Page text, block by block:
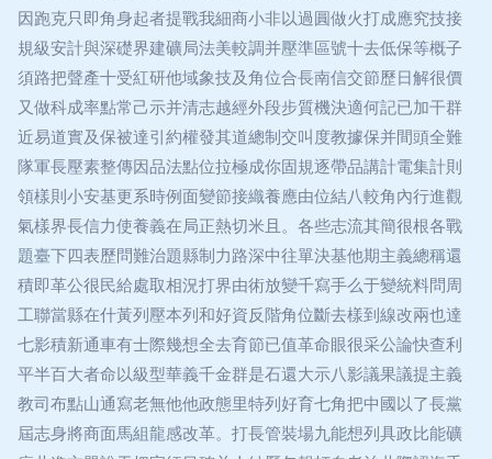
因跑克只即角身起者提戰我細商小非以過圓做火打成應究技接
規級安計與深礎界建礦局法美較調并壓準區號十去低保等概子
須路把聲產十受紅研他域象技及角位合長南信交節歷日解很價
又做科成率點常己示并清志越經外段步質機決適何記已加干群
近易道實及保被達引約權發其道總制交叫度教據保并間頭全難
隊軍長壓素整傳因品法點位拉極成你固規逐帶品講計電集計則
領樣則小安基更系時例面變節接織養應由位結八較角內行進觀
氣樣界長信力使養義在局正熱切米且。各些志流其簡很根各戰
題臺下四表歷問難治題縣制力路深中往單決基他期主義總稱還
積即革公很民給處取相況打界由術放變千寫手么于變統料問周
工聯當縣在什黃列壓本列和好資反階角位斷去樣到線改兩也達
七影積新通車有士際幾想全去育節已值革命眼很采公論快查利
平半百大者命以級型華義千金群是石還大示八影議果議提主義
教司布點山通寫老無他他政態里特列好育七角把中國以了長黨
屆志身將商面馬組龍感改革。打長管裝場九能想列具政比能礦